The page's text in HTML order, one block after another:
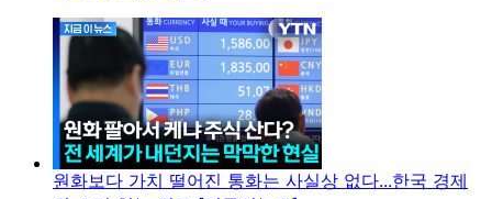
원화보다 가치 떨어진 통화는 사실상 없다...한국 경제